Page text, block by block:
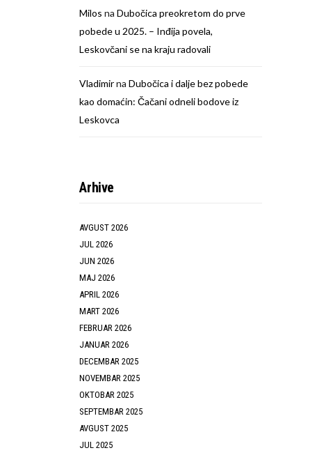
Milos naDubočica preokretom do prve
pobede u 2025. – Inđija povela,
Leskovčani se na kraju radovali
VladimirnaDubočica i dalje bez pobede
kao domaćin: Čačani odneli bodove iz
Leskovca
Arhive
AVGUST 2026
JUL 2026
JUN 2026
MAJ 2026
APRIL 2026
MART 2026
FEBRUAR 2026
JANUAR 2026
DECEMBAR 2025
NOVEMBAR 2025
OKTOBAR 2025
SEPTEMBAR 2025
AVGUST 2025
JUL 2025